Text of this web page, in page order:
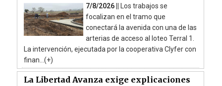
7/8/2026 || Los trabajos se
focalizan en el tramo que
conectará la avenida con una de las
arterias de acceso al loteo Terral 1.
La intervención, ejecutada por la cooperativa Clyfer con
finan...(+)
La Libertad Avanza exige explicaciones